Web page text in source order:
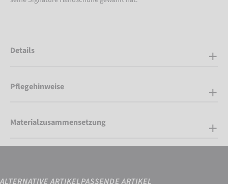
Details
Pflegehinweise
Materialzusammensetzung
ALTERNATIVE ARTIKELPASSENDE ARTIKEL